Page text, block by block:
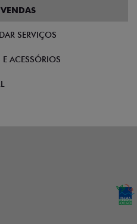
SERVIÇOS
E ACESSÓRIOS